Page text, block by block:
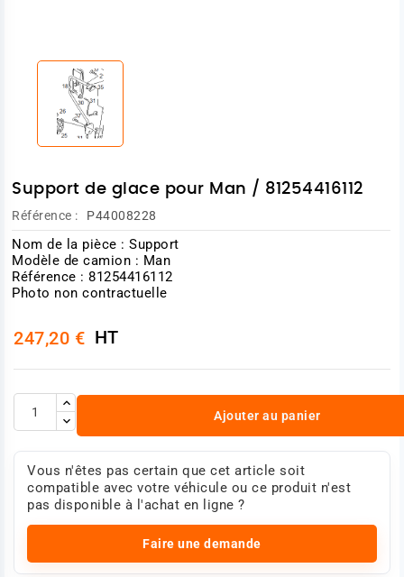
Support de glace pour Man / 81254416112
Référence : P44008228
Nom de la pièce : Support
Modèle de camion : Man
Référence : 81254416112
Photo non contractuelle
247,20 € HT
Ajouter au panier
Vous n'êtes pas certain que cet article soit
compatible avec votre véhicule ou ce produit n'est
pas disponible à l'achat en ligne ?
Faire une demande